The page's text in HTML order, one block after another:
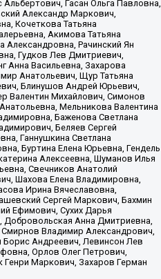
Гасан Ольга Павловна,
Александр Маркович,
Кочеткова Татьяна
Акимова Татьяна
Александровна, Рачинский Ян
Гудков Лев Дмитриевич,
Анна Васильевна, Захарова
Анатольевич, Щур Татьяна
Блинушов Андрей Юрьевич,
Валентин Михайлович, Симонов
Мельникова Валентина
Баженова Светлана
Беляев Сергей
Ганнушкина Светлана
Буртина Елена Юрьевна, Гендель
Алексеевна, Шуманов Илья
Свечников Анатолий
Шахова Елена Владимировна,
Ирина Вячеславовна,
Сергей Маркович, Бахмин
Ефимович, Сухих Дарья
Добровольская Анна Дмитриевна,
Владимир Александрович,
Борис Андреевич, Левинсон Лев
Орлов Олег Петрович,
Маркович, Захаров Герман